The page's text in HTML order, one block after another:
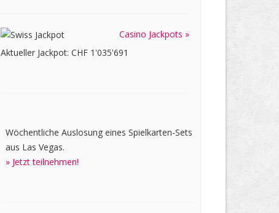
Casino Jackpots »
Aktueller Jackpot: CHF 1'035'691
Wöchentliche Auslosung eines Spielkarten-Sets
aus Las Vegas.
» Jetzt teilnehmen!